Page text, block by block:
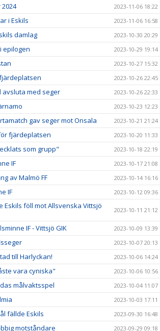
2023-11-06 18:22
i Eskils 2023-11-06 16:58
damlag 2023-10-30 20:29
epilogen 2023-10-29 19:14
2023-10-27 15:32
2023-10-26 22:45
avsluta med seger 2023-10-26 22:33
2023-10-23 12:23
gav seger mot Onsala 2023-10-21 21:24
fjärdeplatsen 2023-10-20 11:33
som grupp" 2023-10-18 22:19
IF 2023-10-17 21:08
av Malmö FF 2023-10-14 16:16
IF 2023-10-12 09:36
Eskils föll mot Allsvenska Vittsjö
2023-10-11 21:12
IF - Vittsjö GIK 2023-10-09 13:39
2023-10-07 20:13
till Harlyckan! 2023-10-06 14:24
vara cyniska" 2023-10-06 10:56
målvaktsspel 2023-10-04 11:07
2023-10-03 17:11
fällde Eskils 2023-09-30 16:48
motståndare 2023-09-29 09:18